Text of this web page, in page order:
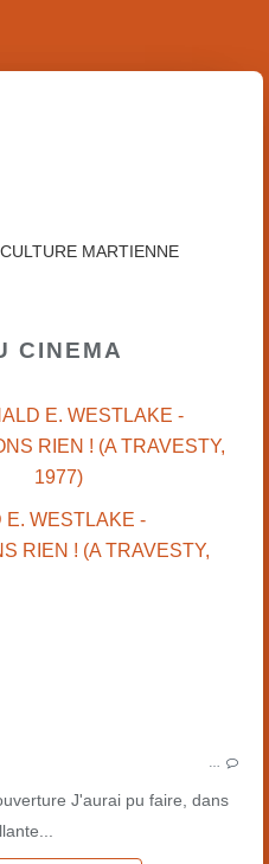
MARTIENNE
CINEMA
CINÉMA ISRAÉLIEN
1980'S
E. WESTLAKE -
RIEN ! (A TRAVESTY,
1977)
J'aurai pu faire, dans